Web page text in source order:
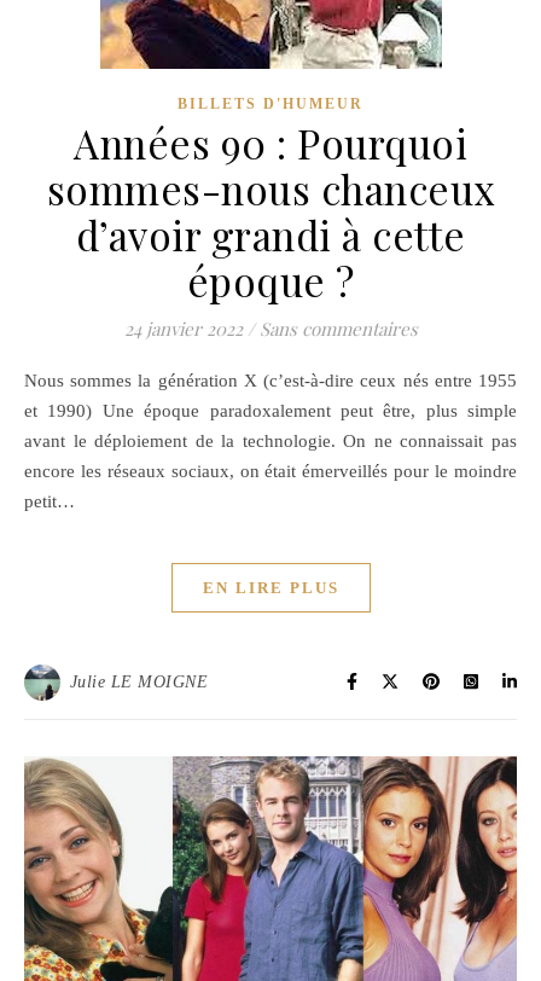
BILLETS D'HUMEUR
Années 90 : Pourquoi
sommes-nous chanceux
d’avoir grandi à cette
époque ?
24 janvier 2022 / Sans commentaires
Nous sommes la génération X (c’est-à-dire ceux nés entre 1955
et 1990) Une époque paradoxalement peut être, plus simple
avant le déploiement de la technologie. On ne connaissait pas
encore les réseaux sociaux, on était émerveillés pour le moindre
petit…
EN LIRE PLUS
Julie LE MOIGNE